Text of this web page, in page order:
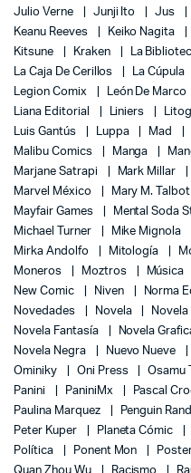
Julio Verne
Junji Ito Jus
Keanu Reeves
Keiko Nagita
Kitsune
Kraken
La
La Caja De Cerillos
La Cúpula
Legion Comix
León De Marco
Liana Editorial
Liniers
Luis Gantús
Luppa Mad
Malibu Comics
Manga
Marjane Satrapi
Mark Millar
Marvel México
Mary M. Talbot
Mayfair Games
Mental Soda
Michael Turner
Mike Mignola
Mirka Andolfo
Mitología
Moneros
Moztros Música
New Comic
Niven Norma
Novedades
Novela
Novela Fantasía
Novela
Novela Negra
Nuevo Nueve
Ominiky
Oni Press Osamu
Panini
PaniniMx Pascal
Paulina Marquez
Penguin
Peter Kuper
Planeta Cómic
Política
Ponent Mon